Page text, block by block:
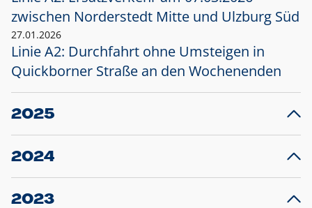
zwischen Norderstedt Mitte und Ulzburg Süd
27.01.2026
Linie A2: Durchfahrt ohne Umsteigen in
Quickborner Straße an den Wochenenden
2025
23.12.2025
Projekt S5: Start der Bauarbeiten am
2024
10.12.2024
Großprojekt S5: Sperrung der Bahnstraße in
2023